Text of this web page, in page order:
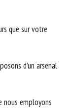
que sur votre
d’un arsenal
nous employons